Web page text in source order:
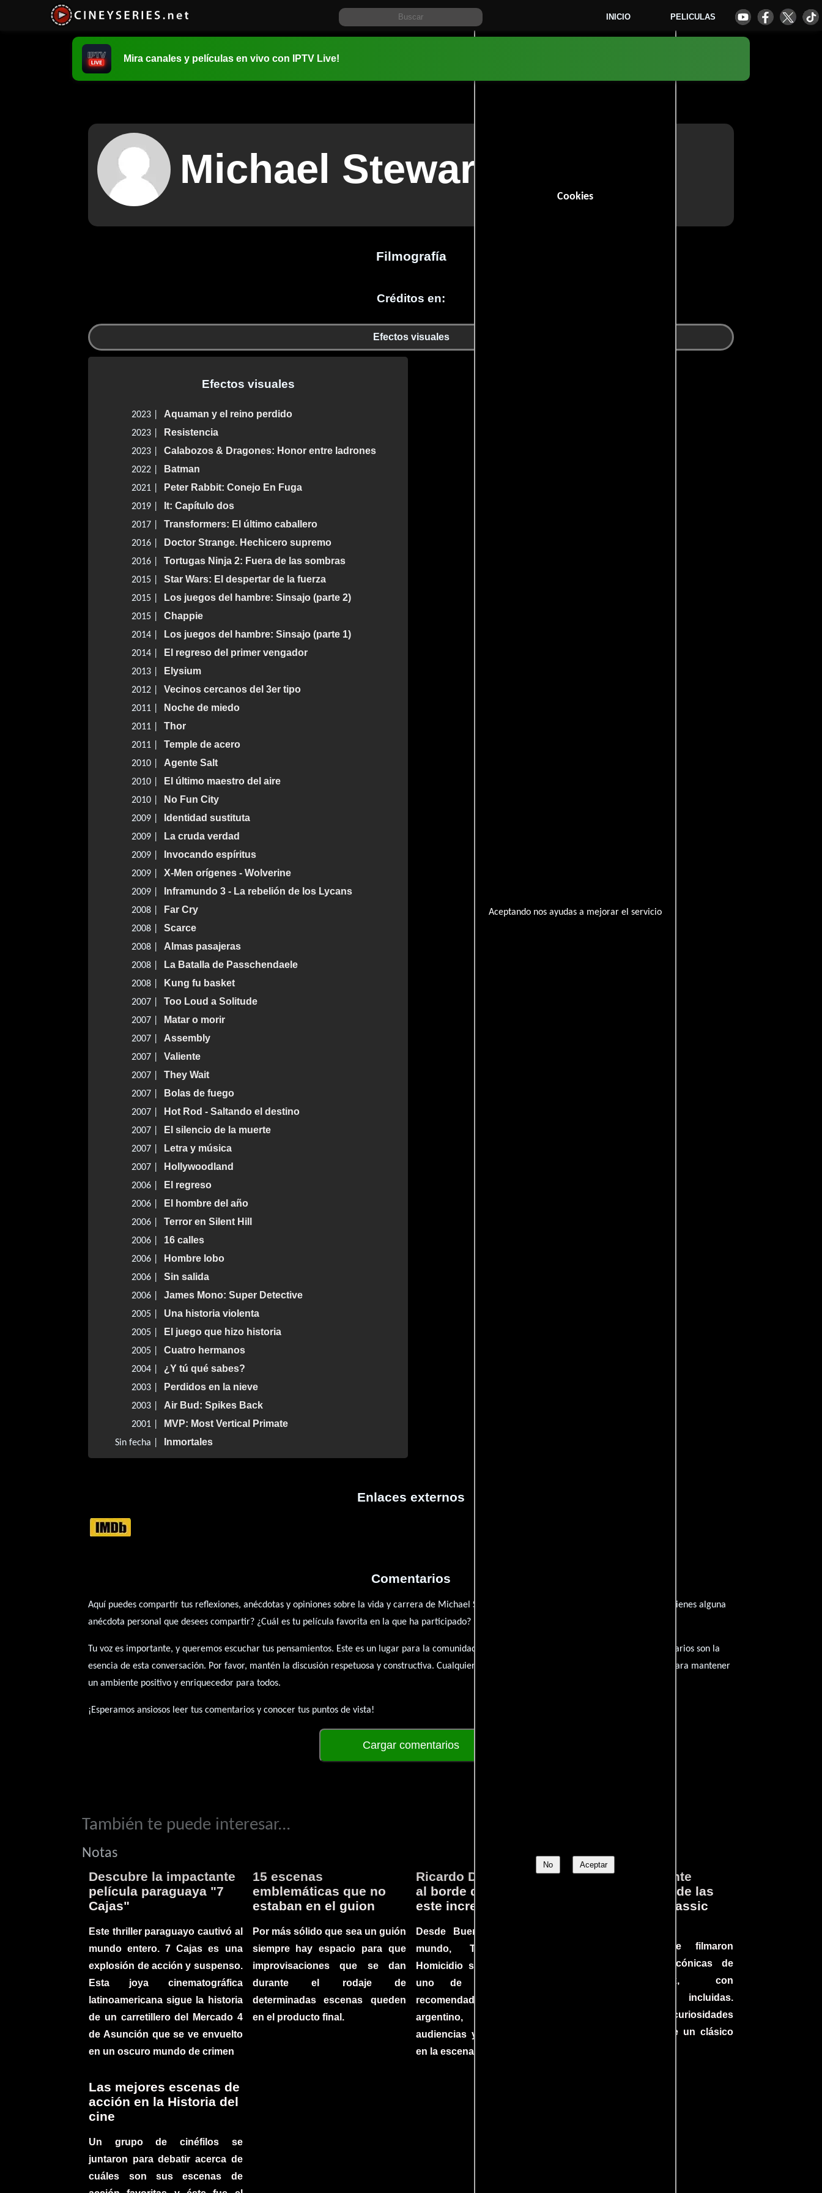
INICIO PELICULAS
Cookies
Aceptando nos ayudas a mejorar el servicio
No Aceptar
Mira canales y películas en vivo con IPTV Live!
Michael Stewart
Filmografía
Créditos en:
Efectos visuales
Efectos visuales
2023 | Aquaman y el reino perdido
2023 | Resistencia
2023 | Calabozos & Dragones: Honor entre ladrones
2022 | Batman
2021 | Peter Rabbit: Conejo En Fuga
2019 | It: Capítulo dos
2017 | Transformers: El último caballero
2016 | Doctor Strange. Hechicero supremo
2016 | Tortugas Ninja 2: Fuera de las sombras
2015 | Star Wars: El despertar de la fuerza
2015 | Los juegos del hambre: Sinsajo (parte 2)
2015 | Chappie
2014 | Los juegos del hambre: Sinsajo (parte 1)
2014 | El regreso del primer vengador
2013 | Elysium
2012 | Vecinos cercanos del 3er tipo
2011 | Noche de miedo
2011 | Thor
2011 | Temple de acero
2010 | Agente Salt
2010 | El último maestro del aire
2010 | No Fun City
2009 | Identidad sustituta
2009 | La cruda verdad
2009 | Invocando espíritus
2009 | X-Men orígenes - Wolverine
2009 | Inframundo 3 - La rebelión de los Lycans
2008 | Far Cry
2008 | Scarce
2008 | Almas pasajeras
2008 | La Batalla de Passchendaele
2008 | Kung fu basket
2007 | Too Loud a Solitude
2007 | Matar o morir
2007 | Assembly
2007 | Valiente
2007 | They Wait
2007 | Bolas de fuego
2007 | Hot Rod - Saltando el destino
2007 | El silencio de la muerte
2007 | Letra y música
2007 | Hollywoodland
2006 | El regreso
2006 | El hombre del año
2006 | Terror en Silent Hill
2006 | 16 calles
2006 | Hombre lobo
2006 | Sin salida
2006 | James Mono: Super Detective
2005 | Una historia violenta
2005 | El juego que hizo historia
2005 | Cuatro hermanos
2004 | ¿Y tú qué sabes?
2003 | Perdidos en la nieve
2003 | Air Bud: Spikes Back
2001 | MVP: Most Vertical Primate
Sin fecha | Inmortales
Enlaces externos
Comentarios
Aquí puedes compartir tus reflexiones, anécdotas y opiniones sobre la vida y carrera de Michael Stewart. ¿Qué te ha inspirado de su trayectoria? ¿Tienes alguna
anécdota personal que desees compartir? ¿Cuál es tu película favorita en la que ha participado?
Tu voz es importante, y queremos escuchar tus pensamientos. Este es un lugar para la comunidad de admiradores y amantes del cine, y tus comentarios son la
esencia de esta conversación. Por favor, mantén la discusión respetuosa y constructiva. Cualquier forma de contenido inapropiado será eliminado para mantener
un ambiente positivo y enriquecedor para todos.
¡Esperamos ansiosos leer tus comentarios y conocer tus puntos de vista!
Cargar comentarios
También te puede interesar...
Notas
Descubre la impactante
película paraguaya "7
Cajas"
Este thriller paraguayo cautivó al
mundo entero. 7 Cajas es una
explosión de acción y suspenso.
Esta joya cinematográfica
latinoamericana sigue la historia
de un carretillero del Mercado 4
de Asunción que se ve envuelto
en un oscuro mundo de crimen
15 escenas
emblemáticas que no
estaban en el guion
Por más sólido que sea un guión
siempre hay espacio para que
improvisaciones que se dan
durante el rodaje de
determinadas escenas queden
en el producto final.
Ricardo Darín te llevará
al borde del asiento en
este increíble thriller
Desde Buenos Aires hasta el
mundo, Tesis sobre un
Homicidio se ha convertido en
uno de los filmes más
recomendados del cine
argentino, cautivando
audiencias y dejando su huella
en la escena internacional.
Lo que Realmente
Sucedió detrás de las
cámaras en Jurassic
Conoce cómo se filmaron
algunas escenas icónicas de
Jurassic Park, con
improvisaciones incluidas.
¡Descubre las curiosidades
detrás del rodaje de un clásico
Las mejores escenas de
acción en la Historia del
cine
Un grupo de cinéfilos se
juntaron para debatir acerca de
cuáles son sus escenas de